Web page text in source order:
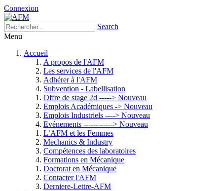
Connexion
Search
Menu
Accueil
A propos de l'AFM
Les services de l'AFM
Adhérer à l'AFM
Subvention - Labellisation
Offre de stage 2d -----> Nouveau
Emplois Académiques -> Nouveau
Emplois Industriels ----> Nouveau
Evénements ------------> Nouveau
L’AFM et les Femmes
Mechanics & Industry
Compétences des laboratoires
Formations en Mécanique
Doctorat en Mécanique
Contacter l'AFM
Derniere-Lettre-AFM